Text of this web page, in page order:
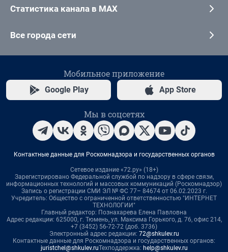
Статистика канала в MAX
Все города сети
Мобильное приложение
Google Play App Store
Мы в соцсетях
Контактные данные для Роскомнадзора и государственных органов
Сетевое издание «72.ру» (18+)
Зарегистрировано Федеральной службой по надзору в сфере связи,
информационных технологий и массовых коммуникаций (Роскомнадзор)
Запись о регистрации СМИ ЭЛ № ФС 77– 84674 от 06.02.2023 г.
Учредитель: Общество с ограниченной ответственностью "ИНТЕРНЕТ
ТЕХНОЛОГИИ"
Главный редактор: Познахарева Елена Павловна
Адрес редакции: 625000, г. Тюмень, ул. Максима Горького, д. 76, офис 214,
+7 (3452) 56-72-72 (доб. 3736)
Электронный адрес редакции: 72@shkulev.ru
Контактные данные для Роскомнадзора и государственных органов:
juristchel@shkulev.ruТехподдержка: help@shkulev.ru